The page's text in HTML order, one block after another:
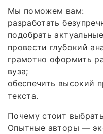
Мы поможем вам:
разработать
подобрать
провести глубокий
грамотно оформить
вуза;
обеспечить высокий
текста.
Почему стоит
Опытные авторы —